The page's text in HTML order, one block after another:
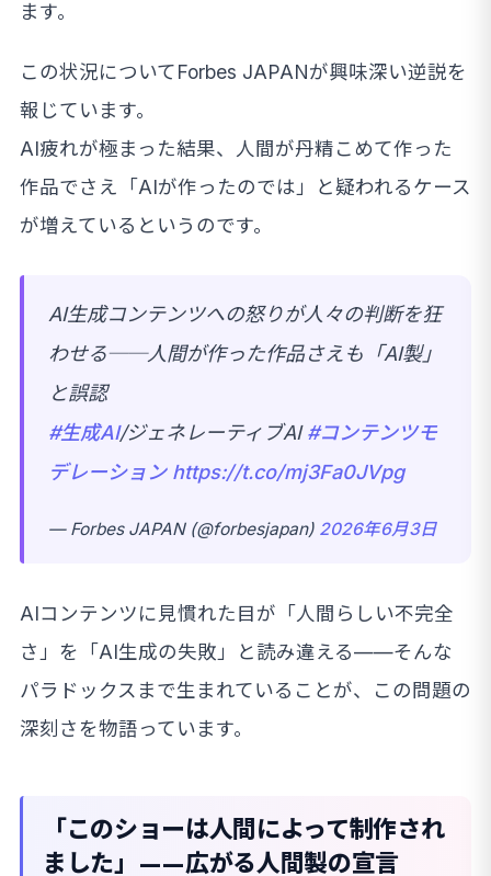
ます。
この状況についてForbes JAPANが興味深い逆説を
報じています。
AI疲れが極まった結果、人間が丹精こめて作った
作品でさえ「AIが作ったのでは」と疑われるケース
が増えているというのです。
AI生成コンテンツへの怒りが人々の判断を狂
わせる──人間が作った作品さえも「AI製」
と誤認
#生成AI/ジェネレーティブAI#コンテンツモ
デレーション https://t.co/mj3Fa0JVpg
— Forbes JAPAN (@forbesjapan) 2026年6月3日
AIコンテンツに見慣れた目が「人間らしい不完全
さ」を「AI生成の失敗」と読み違える——そんな
パラドックスまで生まれていることが、この問題の
深刻さを物語っています。
「このショーは人間によって制作され
ました」——広がる人間製の宣言